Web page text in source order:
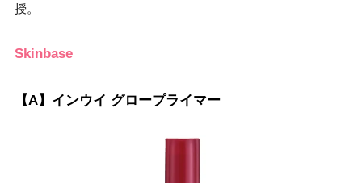
授。
Skinbase
【A】インウイ グロープライマー